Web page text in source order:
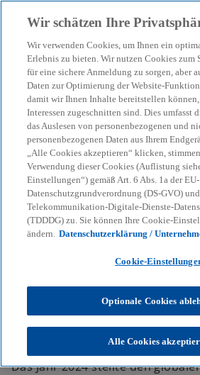
menu search
Pulse of Fintech
2/24: Rückgang
Investitionen
fort
Fintech-Investitionen fallen
Regulierungen und KI-
Business
Pulse of Fintech Halbjahr 2/24: Rückgang
sich fort
Das Jahr 2024 stellte den
Wir schätzen Ihre
Wir verwenden Cookies, um Ihnen ein
Erlebnis zu bieten. Wir nutzen Cookies zum
für eine sichere Anmeldung zu sorgen, aber
Daten zur Optimierung der Website-
damit wir Ihnen Inhalte bereitstellen
Interessen zugeschnitten sind. Dies umfasst
das Auslesen von personenbezogenen und
personenbezogenen Daten aus Ihrem
„Alle Cookies akzeptieren“ klicken,
Verwendung dieser Cookies (Auflistung
Einstellungen“) gemäß Art. 6 Abs. 1a der EU-
Datenschutzgrundverordnung (DS-GVO)
Telekommunikation-Digitale-Dienste-
(TDDDG) zu. Sie können Ihre Cookie-
ändern. Datenschutzerklärung /
Cookie-
Optionale Cookies
Alle Cookies